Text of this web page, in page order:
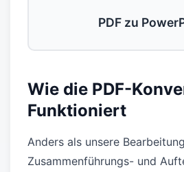
PDF zu
Wie die PDF-
Funktioniert
Anders als unsere
Zusammenführungs- und